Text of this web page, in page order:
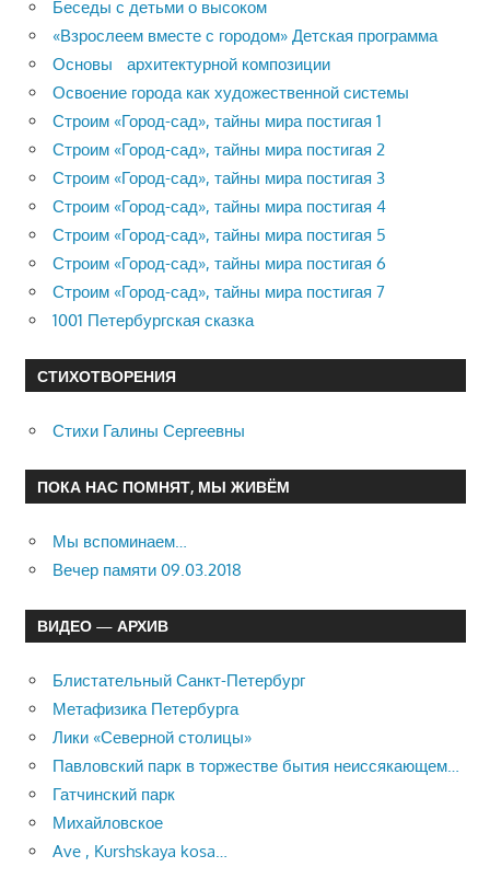
Беседы с детьми о высоком
«Взрослеем вместе с городом» Детская программа
Основы архитектурной композиции
Освоение города как художественной системы
Строим «Город-сад», тайны мира постигая 1
Строим «Город-сад», тайны мира постигая 2
Строим «Город-сад», тайны мира постигая 3
Строим «Город-сад», тайны мира постигая 4
Строим «Город-сад», тайны мира постигая 5
Строим «Город-сад», тайны мира постигая 6
Строим «Город-сад», тайны мира постигая 7
1001 Петербургская сказка
СТИХОТВОРЕНИЯ
Стихи Галины Сергеевны
ПОКА НАС ПОМНЯТ, МЫ ЖИВЁМ
Мы вспоминаем…
Вечер памяти 09.03.2018
ВИДЕО — АРХИВ
Блистательный Санкт-Петербург
Метафизика Петербурга
Лики «Северной столицы»
Павловский парк в торжестве бытия неиссякающем…
Гатчинский парк
Михайловское
Ave , Kurshskaya kosa…